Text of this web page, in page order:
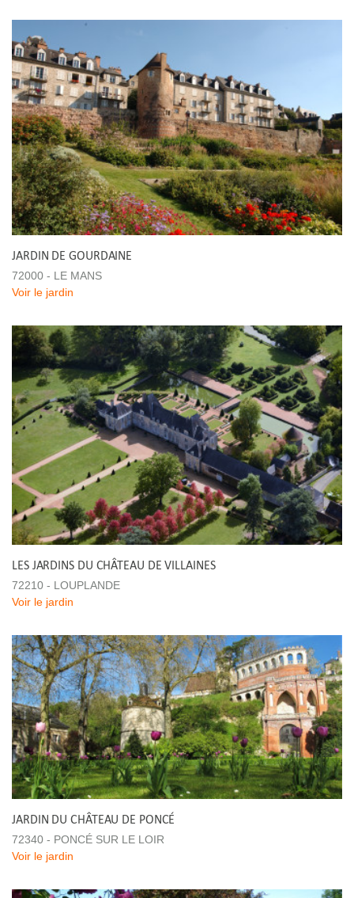
JARDIN DE GOURDAINE
72000 - LE MANS
Voir le jardin
LES JARDINS DU CHÂTEAU DE VILLAINES
72210 - LOUPLANDE
Voir le jardin
JARDIN DU CHÂTEAU DE PONCÉ
72340 - PONCÉ SUR LE LOIR
Voir le jardin